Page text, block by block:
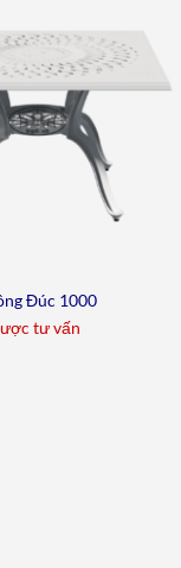
wishlist
Đúc 1000
tư vấn